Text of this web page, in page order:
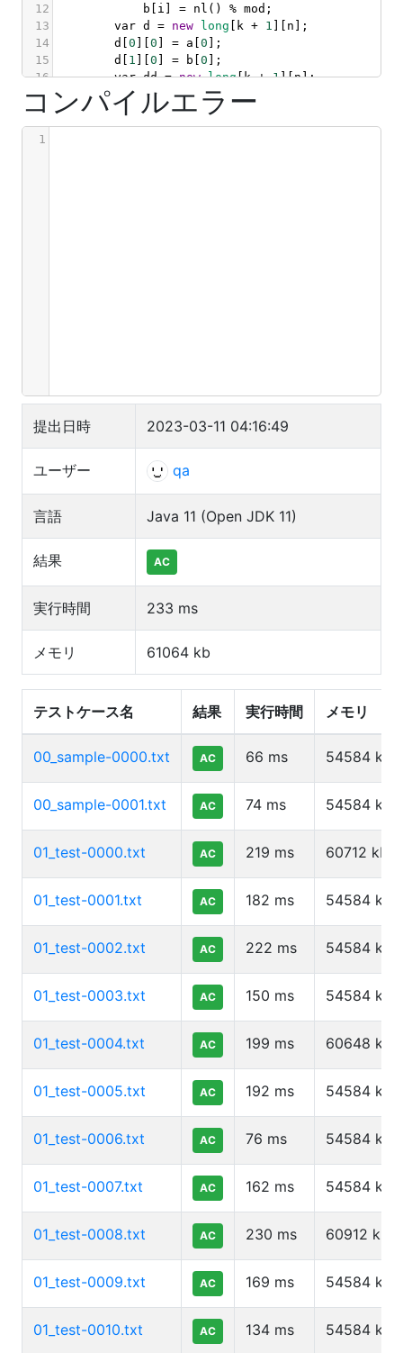
12
b [ i ] = nl () % mod ;
13
var d = new long [ k + 1 ][ n ];
14
d [0 ][0 ] = a [0 ];
15
d [ 1 ][0 ] = b [0 ];
16
var dd = new long[k + 1][n];
17
dd[ ][ ] = dd[1
18
( int i = 1;
19
for (int j = 0; j <= k; j++) {
20
コンパイルエラー
1
提出日時 2023-03-11 04:16:49
ユーザー qa
言語 Java 11 (Open JDK 11)
結果 AC
実行時間 233 ms
メモリ 61064 kb
テストケース名 結果 実行時間 メモリ
00_sample-0000.txt AC 66 ms 54584 kb
00_sample-0001.txt AC 74 ms 54584 kb
01_test-0000.txt AC 219 ms 60712 kb
01_test-0001.txt AC 182 ms 54584 kb
01_test-0002.txt AC 222 ms 54584 kb
01_test-0003.txt AC 150 ms 54584 kb
01_test-0004.txt AC 199 ms 60648 kb
01_test-0005.txt AC 192 ms 54584 kb
01_test-0006.txt AC 76 ms 54584 kb
01_test-0007.txt AC 162 ms 54584 kb
01_test-0008.txt AC 230 ms 60912 kb
01_test-0009.txt AC 169 ms 54584 kb
01_test-0010.txt AC 134 ms 54584 kb